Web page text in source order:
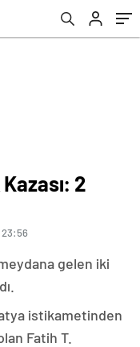
2
23:56
gelen iki
istikametinden
Fatih T.